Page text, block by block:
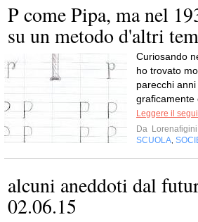
P come Pipa, ma nel
su un metodo d'altri
Curiosando
ho trovato
parecchi
graficamente
Leggere il
Da Lorenafigini
SCUOLA
alcuni aneddoti dal
02.06.15